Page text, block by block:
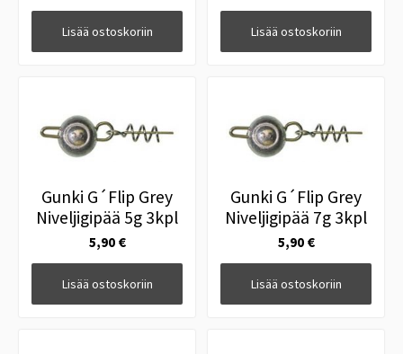
Lisää ostoskoriin Lisää ostoskoriin
Gunki G´Flip Grey
Niveljigipää 5g 3kpl
5,90 €
Lisää ostoskoriin
Gunki G´Flip Grey
Niveljigipää 7g 3kpl
5,90 €
Lisää ostoskoriin